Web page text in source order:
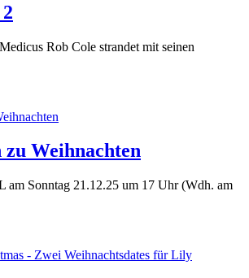
Rob Cole strandet mit seinen
Weihnachten
am Sonntag 21.12.25 um 17 Uhr (Wdh. am